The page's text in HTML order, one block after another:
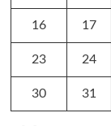
16 17
23 24
30 31